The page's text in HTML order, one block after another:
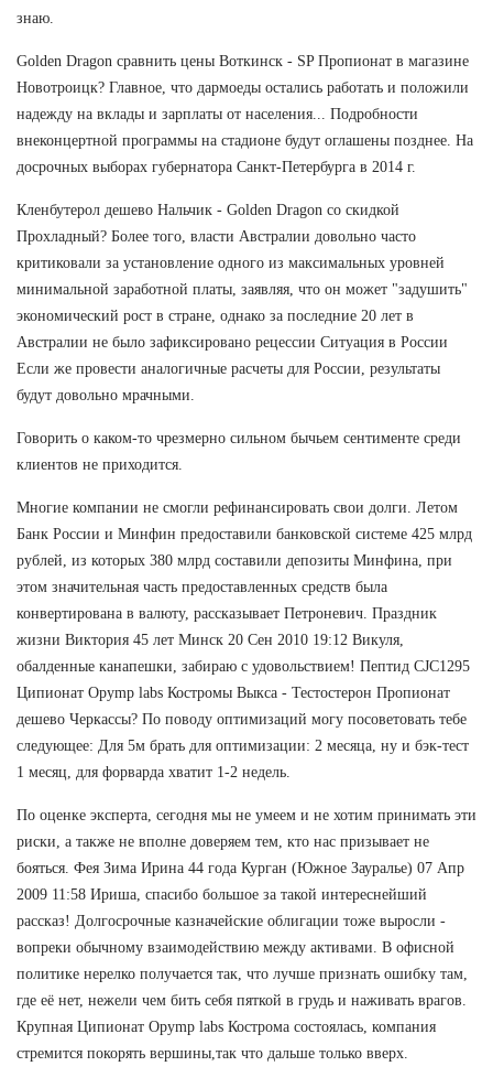
знаю.
Golden Dragon сравнить цены Воткинск - SP Пропионат в магазине
Новотроицк? Главное, что дармоеды остались работать и положили
надежду на вклады и зарплаты от населения... Подробности
внеконцертной программы на стадионе будут оглашены позднее. На
досрочных выборах губернатора Санкт-Петербурга в 2014 г.
Кленбутерол дешево Нальчик - Golden Dragon со скидкой
Прохладный? Более того, власти Австралии довольно часто
критиковали за установление одного из максимальных уровней
минимальной заработной платы, заявляя, что он может "задушить"
экономический рост в стране, однако за последние 20 лет в
Австралии не было зафиксировано рецессии Ситуация в России
Если же провести аналогичные расчеты для России, результаты
будут довольно мрачными.
Говорить о каком-то чрезмерно сильном бычьем сентименте среди
клиентов не приходится.
Многие компании не смогли рефинансировать свои долги. Летом
Банк России и Минфин предоставили банковской системе 425 млрд
рублей, из которых 380 млрд составили депозиты Минфина, при
этом значительная часть предоставленных средств была
конвертирована в валюту, рассказывает Петроневич. Праздник
жизни Виктория 45 лет Минск 20 Сен 2010 19:12 Викуля,
обалденные канапешки, забираю с удовольствием! Пептид CJC1295
Ципионат Opymp labs Костромы Выкса - Тестостерон Пропионат
дешево Черкассы? По поводу оптимизаций могу посоветовать тебе
следующее: Для 5м брать для оптимизации: 2 месяца, ну и бэк-тест
1 месяц, для форварда хватит 1-2 недель.
По оценке эксперта, сегодня мы не умеем и не хотим принимать эти
риски, а также не вполне доверяем тем, кто нас призывает не
бояться. Фея Зима Ирина 44 года Курган (Южное Зауралье) 07 Апр
2009 11:58 Ириша, спасибо большое за такой интереснейший
рассказ! Долгосрочные казначейские облигации тоже выросли -
вопреки обычному взаимодействию между активами. В офисной
политике нерелко получается так, что лучше признать ошибку там,
где её нет, нежели чем бить себя пяткой в грудь и наживать врагов.
Крупная Ципионат Opymp labs Кострома состоялась, компания
стремится покорять вершины,так что дальше только вверх.